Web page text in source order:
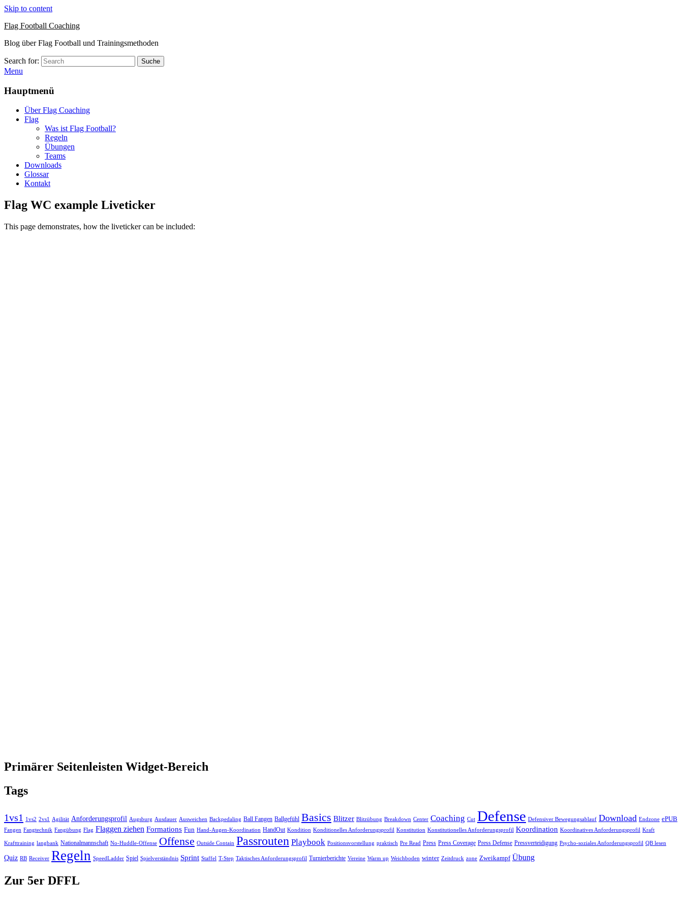
Skip to content
Flag Football Coaching
Blog über Flag Football und Trainingsmethoden
Search for: Suche
Menu
Hauptmenü
Über Flag Coaching
Flag
Was ist Flag Football?
Regeln
Übungen
Teams
Downloads
Glossar
Kontakt
Flag WC example Liveticker
This page demonstrates, how the liveticker can be included:
Primärer Seitenleisten Widget-Bereich
Tags
1vs1 1vs2 2vs1 Agilität Anforderungsprofil Augsburg Ausdauer Ausweichen Backpedaling Ball Fangen Ballgefühl Basics Blitzer Blitzübung Breakdown Center Coaching Cut Defense Defensiver Bewegungsablauf Download Endzone ePUB
Fangen Fangtechnik Fangübung Flag Flaggen ziehen Formations Fun Hand-Augen-Koordination HandOut Kondition Konditionelles Anforderungsprofil Konstitution Konstitutionelles Anforderungsprofil Koordination Koordinatives Anforderungsprofil Kraft
Krafttraining langbank Nationalmannschaft No-Huddle-Offense Offense Outside Contain Passrouten Playbook Positionsvorstellung praktisch Pre Read Press Press Coverage Press Defense Pressverteidigung Psycho-soziales Anforderungsprofil QB lesen
Quiz RB Receiver Regeln SpeedLadder Spiel Spielverständnis Sprint Staffel T-Step Taktisches Anforderungsprofil Turnierberichte Vereine Warm up Weichboden winter Zeitdruck zone Zweikampf Übung
Zur 5er DFFL